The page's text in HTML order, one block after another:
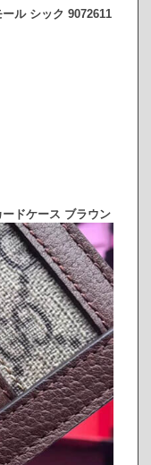
ル シック 9072611
ドケース ブラウン